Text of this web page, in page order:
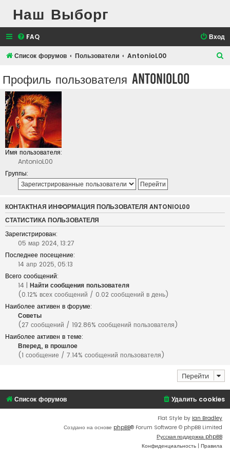
Наш Выборг
FAQ Вход
Список форумов Пользователи AntonioL00
Профиль пользователя AntonioL00
Имя пользователя:
AntonioL00
Группы:
КОНТАКТНАЯ ИНФОРМАЦИЯ ПОЛЬЗОВАТЕЛЯ ANTONIOL00
СТАТИСТИКА ПОЛЬЗОВАТЕЛЯ
Зарегистрирован:
05 мар 2024, 13:27
Последнее посещение:
14 апр 2025, 05:13
Всего сообщений:
14 | Найти сообщения пользователя
(0.12% всех сообщений / 0.02 сообщений в день)
Наиболее активен в форуме:
Советы
(27 сообщений / 192.86% сообщений пользователя)
Наиболее активен в теме:
Вперед, в прошлое
(1 сообщение / 7.14% сообщений пользователя)
Перейти
Список форумов Удалить cookies
Flat Style by Ian Bradley
Создано на основе phpBB® Forum Software © phpBB Limited
Русская поддержка phpBB
Конфиденциальность | Правила